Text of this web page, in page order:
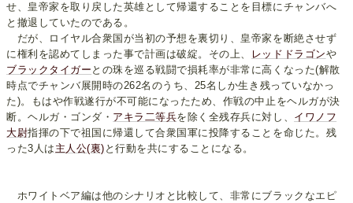
せ、皇帝家を取り戻した英雄として帰還することを目標にチャンバへ
と撤退していたのである。
だが、ロイヤル合衆国が当初の予想を裏切り、皇帝家を断絶させず
に権利を認めてしまった事で計画は破綻。その上、
レッドドラゴンや
ブラックタイガー との珠を巡る戦闘で損耗率が非常に高くなった(解散
時点でチャンバ展開時の262名のうち、25名しか生き残っていなかっ
た)。もはや作戦遂行が不可能になったため、作戦の中止をヘルガが決
断。ヘルガ・ゴンダ・ アキラ二等兵を除く全残存兵に対し、 イワノフ
大尉指揮の下で祖国に帰還して合衆国軍に投降することを命じた。残
った3人は 主人公(裏) と行動を共にすることになる。
ホワイトベア編は他のシナリオと比較して、非常にブラックなエピ